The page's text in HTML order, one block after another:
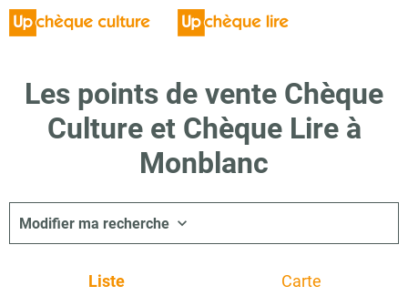
Les points de vente Chèque
Culture et Chèque Lire à
Monblanc
Modifier ma recherche
Liste Carte